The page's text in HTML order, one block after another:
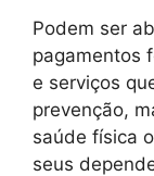
Podem ser
pagamentos
e serviços
prevenção,
saúde física
seus